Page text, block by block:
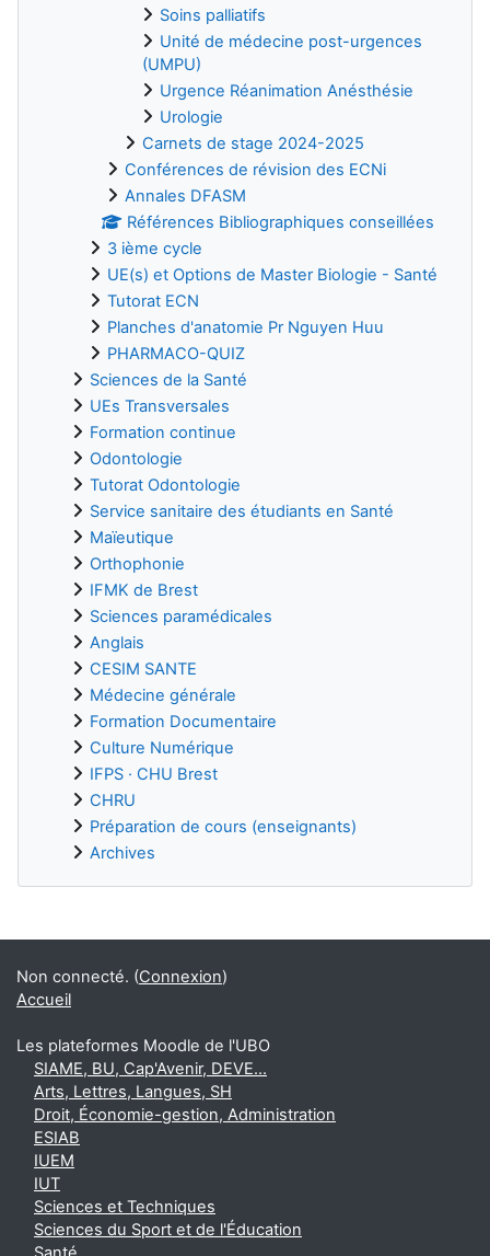
Soins palliatifs
Unité de médecine post-urgences
(UMPU)
Urgence Réanimation Anésthésie
Urologie
Carnets de stage 2024-2025
Conférences de révision des ECNi
Annales DFASM
Références Bibliographiques conseillées
3 ième cycle
UE(s) et Options de Master Biologie - Santé
Tutorat ECN
Planches d'anatomie Pr Nguyen Huu
PHARMACO-QUIZ
Sciences de la Santé
UEs Transversales
Formation continue
Odontologie
Tutorat Odontologie
Service sanitaire des étudiants en Santé
Maïeutique
Orthophonie
IFMK de Brest
Sciences paramédicales
Anglais
CESIM SANTE
Médecine générale
Formation Documentaire
Culture Numérique
IFPS · CHU Brest
CHRU
Préparation de cours (enseignants)
Archives
Blocs supplémentaires
Non connecté. (Connexion)
Accueil
Les plateformes Moodle de l'UBO
SIAME, BU, Cap'Avenir, DEVE...
Arts, Lettres, Langues, SH
Droit, Économie-gestion, Administration
ESIAB
IUEM
IUT
Sciences et Techniques
Sciences du Sport et de l'Éducation